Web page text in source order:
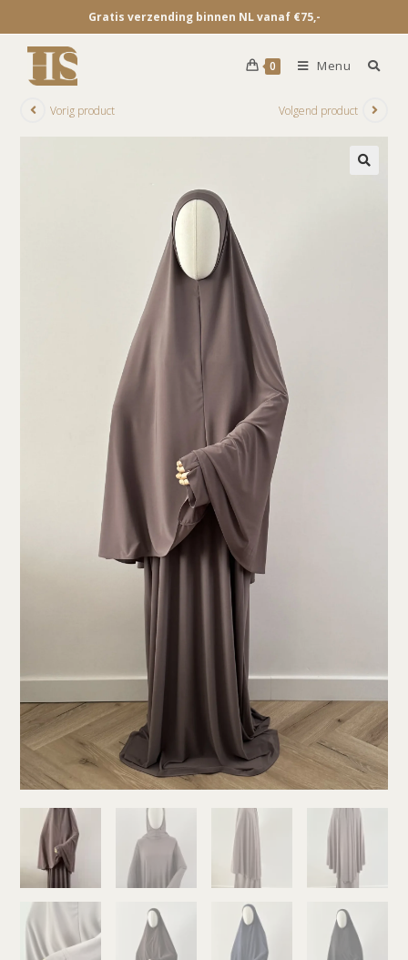
Gratis verzending binnen NL vanaf €75,-
0 Menu
Vorig product Volgend product